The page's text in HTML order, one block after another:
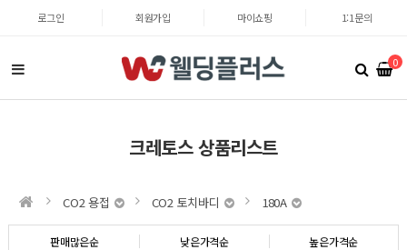
로그인 회원가입 마이쇼핑 1:1문의
0
크레토스 상품리스트
CO2 용접 CO2 토치바디 180A
판매많은순 낮은가격순 높은가격순